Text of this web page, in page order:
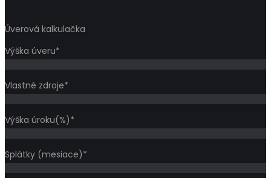
Úverová kalkulačka
Výška úveru*
Vlastné zdroje*
Výška úroku(%)*
Splátky (mesiace)*